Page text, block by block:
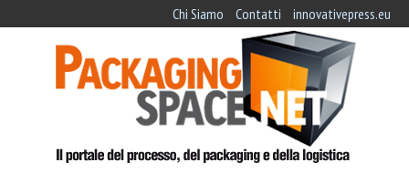
Chi Siamo Contatti innovativepress.eu